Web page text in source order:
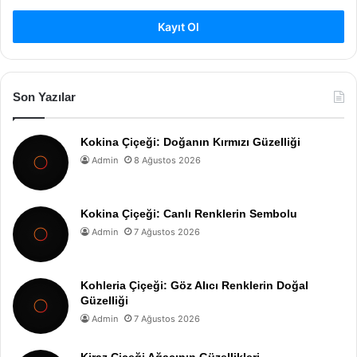
Kayıt Ol
Son Yazılar
Kokina Çiçeği: Doğanın Kırmızı Güzelliği
Admin 8 Ağustos 2026
Kokina Çiçeği: Canlı Renklerin Sembolu
Admin 7 Ağustos 2026
Kohleria Çiçeği: Göz Alıcı Renklerin Doğal
Güzelliği
Admin 7 Ağustos 2026